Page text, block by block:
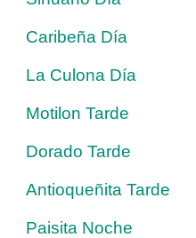
Caribeña Día
La Culona Día
Motilon Tarde
Dorado Tarde
Antioqueñita Tarde
Paisita Noche